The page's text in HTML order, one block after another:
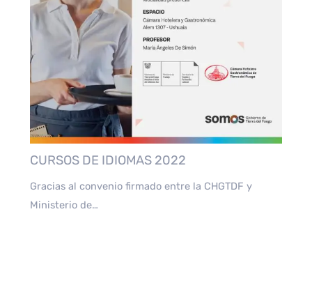
CURSOS DE IDIOMAS 2022
Gracias al convenio firmado entre la CHGTDF y
Ministerio de…